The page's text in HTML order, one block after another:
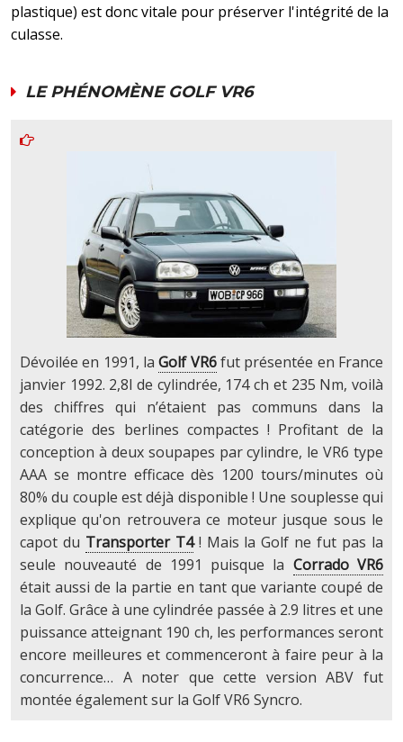
plastique) est donc vitale pour préserver l'intégrité de la
culasse.
LE PHÉNOMÈNE GOLF VR6
Dévoilée en 1991, laGolf VR6fut présentée en France
janvier 1992. 2,8l de cylindrée, 174 ch et 235 Nm, voilà
des chiffres qui n’étaient pas communs dans la
catégorie des berlines compactes ! Profitant de la
conception à deux soupapes par cylindre, le VR6 type
AAA se montre efficace dès 1200 tours/minutes où
80% du couple est déjà disponible ! Une souplesse qui
explique qu'on retrouvera ce moteur jusque sous le
capot du Transporter T4! Mais la Golf ne fut pas la
seule nouveauté de 1991 puisque la Corrado VR6
était aussi de la partie en tant que variante coupé de
la Golf. Grâce à une cylindrée passée à 2.9 litres et une
puissance atteignant 190 ch, les performances seront
encore meilleures et commenceront à faire peur à la
concurrence… A noter que cette version ABV fut
montée également sur la Golf VR6 Syncro.